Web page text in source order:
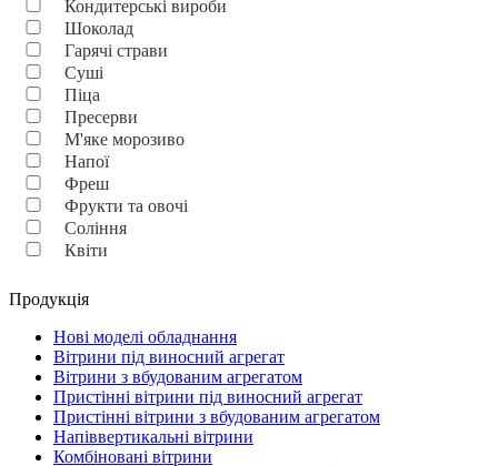
Кондитерські вироби
Шоколад
Гарячі страви
Суші
Піца
Пресерви
М'яке морозиво
Напої
Фреш
Фрукти та овочі
Соління
Квіти
Продукція
Нові моделі обладнання
Вітрини під виносний агрегат
Вітрини з вбудованим агрегатом
Пристінні вітрини під виносний агрегат
Пристінні вітрини з вбудованим агрегатом
Напіввертикальні вітрини
Комбіновані вітрини